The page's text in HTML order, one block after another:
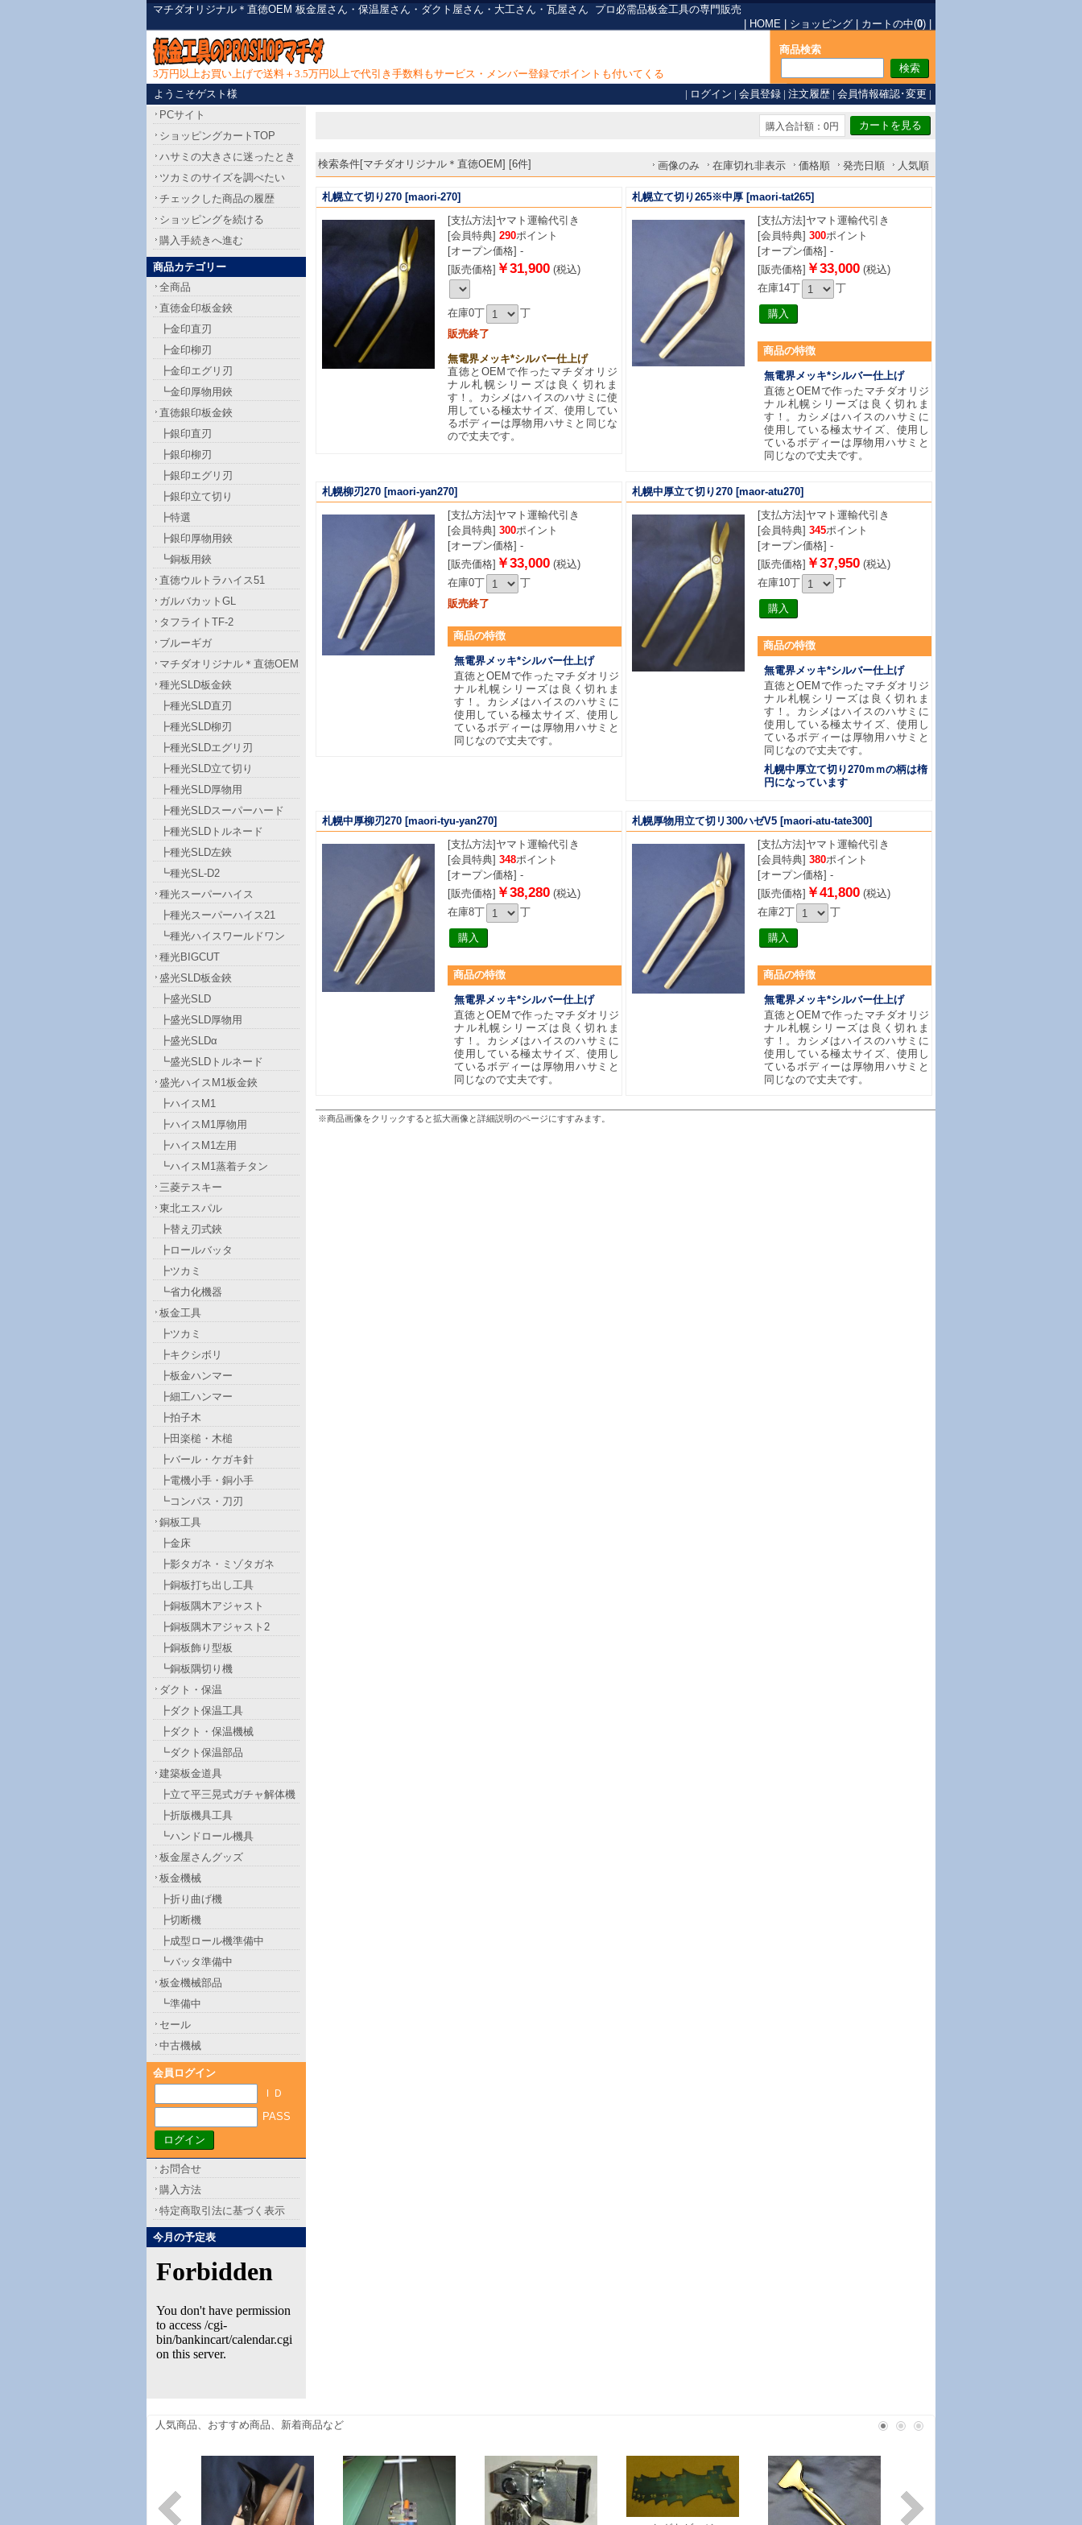
マチダオリジナル＊直徳OEM 板金屋さん・保温屋さん・ダクト屋さん・大工さん・瓦屋さん プロ必需品板金工具の専門販売
HOME ショッピング カートの中(0)
3万円以上お買い上げで送料＋3.5万円以上で代引き手数料もサービス・メンバー登録でポイントも付いてくる
商品検索
ようこそゲスト様 | ログイン | 会員登録 | 注文履歴 | 会員情報確認･変更 |
購入合計額：0円
検索条件[マチダオリジナル＊直徳OEM] [6件] 画像のみ 在庫切れ非表示 価格順 発売日順 人気順
札幌立て切り270 [maori-270]
[支払方法] ヤマト運輸代引き
[会員特典] 290ポイント
[オープン価格] -
[販売価格] ￥31,900(税込)
在庫0丁
丁
販売終了
無電界メッキ*シルバー仕上げ
直徳とOEMで作ったマチダオリジ
ナル札幌シリーズは良く切れま
す！。カシメはハイスのハサミに使
用している極太サイズ、使用してい
るボディーは厚物用ハサミと同じな
ので丈夫です。
札幌立て切り265※中厚 [maori-tat265]
[支払方法] ヤマト運輸代引き
[会員特典] 300ポイント
[オープン価格] -
[販売価格] ￥33,000(税込)
在庫14丁
丁
商品の特徴
無電界メッキ*シルバー仕上げ
直徳とOEMで作ったマチダオリジ
ナル札幌シリーズは良く切れま
す！。カシメはハイスのハサミに
使用している極太サイズ、使用し
ているボディーは厚物用ハサミと
同じなので丈夫です。
札幌柳刃270 [maori-yan270]
[支払方法] ヤマト運輸代引き
[会員特典] 300ポイント
[オープン価格] -
[販売価格] ￥33,000(税込)
在庫0丁
丁
販売終了
商品の特徴
無電界メッキ*シルバー仕上げ
直徳とOEMで作ったマチダオリジ
ナル札幌シリーズは良く切れま
す！。カシメはハイスのハサミに
使用している極太サイズ、使用し
ているボディーは厚物用ハサミと
同じなので丈夫です。
札幌中厚立て切り270 [maor-atu270]
[支払方法] ヤマト運輸代引き
[会員特典] 345ポイント
[オープン価格] -
[販売価格] ￥37,950(税込)
在庫10丁
丁
商品の特徴
無電界メッキ*シルバー仕上げ
直徳とOEMで作ったマチダオリジ
ナル札幌シリーズは良く切れま
す！。カシメはハイスのハサミに
使用している極太サイズ、使用し
ているボディーは厚物用ハサミと
同じなので丈夫です。
札幌中厚立て切り270ｍｍの柄は楕
円になっています
札幌中厚柳刃270 [maori-tyu-yan270]
[支払方法] ヤマト運輸代引き
[会員特典] 348ポイント
[オープン価格] -
[販売価格] ￥38,280(税込)
在庫8丁
丁
商品の特徴
無電界メッキ*シルバー仕上げ
直徳とOEMで作ったマチダオリジ
ナル札幌シリーズは良く切れま
す！。カシメはハイスのハサミに
使用している極太サイズ、使用し
ているボディーは厚物用ハサミと
同じなので丈夫です。
札幌厚物用立て切リ300ハゼV5 [maori-atu-tate300]
[支払方法] ヤマト運輸代引き
[会員特典] 380ポイント
[オープン価格] -
[販売価格] ￥41,800(税込)
在庫2丁
丁
商品の特徴
無電界メッキ*シルバー仕上げ
直徳とOEMで作ったマチダオリジ
ナル札幌シリーズは良く切れま
す！。カシメはハイスのハサミに
使用している極太サイズ、使用し
ているボディーは厚物用ハサミと
同じなので丈夫です。
※商品画像をクリックすると拡大画像と詳細説明のページにすすみます。
PCサイト
ショッピングカートTOP
ハサミの大きさに迷ったとき
ツカミのサイズを調べたい
チェックした商品の履歴
ショッピングを続ける
購入手続きへ進む
商品カテゴリー
全商品
直徳金印板金鋏
┣金印直刃
┣金印柳刃
┣金印エグリ刃
┗金印厚物用鋏
直徳銀印板金鋏
┣銀印直刃
┣銀印柳刃
┣銀印エグリ刃
┣銀印立て切り
┣特選
┣銀印厚物用鋏
┗銅板用鋏
直徳ウルトラハイス51
ガルバカットGL
タフライトTF-2
ブルーギガ
マチダオリジナル＊直徳OEM
種光SLD板金鋏
┣種光SLD直刃
┣種光SLD柳刃
┣種光SLDエグリ刃
┣種光SLD立て切り
┣種光SLD厚物用
┣種光SLDスーパーハード
┣種光SLDトルネード
┣種光SLD左鋏
┗種光SL-D2
種光スーパーハイス
┣種光スーパーハイス21
┗種光ハイスワールドワン
種光BIGCUT
盛光SLD板金鋏
┣盛光SLD
┣盛光SLD厚物用
┣盛光SLDα
┗盛光SLDトルネード
盛光ハイスM1板金鋏
┣ハイスM1
┣ハイスM1厚物用
┣ハイスM1左用
┗ハイスM1蒸着チタン
三菱テスキー
東北エスパル
┣替え刃式鋏
┣ロールバッタ
┣ツカミ
┗省力化機器
板金工具
┣ツカミ
┣キクシボリ
┣板金ハンマー
┣細工ハンマー
┣拍子木
┣田楽槌・木槌
┣バール・ケガキ針
┣電機小手・銅小手
┗コンパス・刀刃
銅板工具
┣金床
┣影タガネ・ミゾタガネ
┣銅板打ち出し工具
┣銅板隅木アジャスト
┣銅板隅木アジャスト2
┣銅板飾り型板
┗銅板隅切り機
ダクト・保温
┣ダクト保温工具
┣ダクト・保温機械
┗ダクト保温部品
建築板金道具
┣立て平三晃式ガチャ解体機
┣折版機具工具
┗ハンドロール機具
板金屋さんグッズ
板金機械
┣折り曲げ機
┣切断機
┣成型ロール機準備中
┗バッタ準備中
板金機械部品
┗準備中
セール
中古機械
会員ログイン
ＩＤ
PASS
お問合せ
購入方法
特定商取引法に基づく表示
今月の予定表